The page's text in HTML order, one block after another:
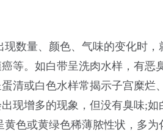
现数量、颜色、气味的变化时
等。如白带呈洗肉水样，有
清或白色水样常揭示子宫糜
现增多的现象，但没有臭味;
黄色或黄绿色稀薄脓性状，多